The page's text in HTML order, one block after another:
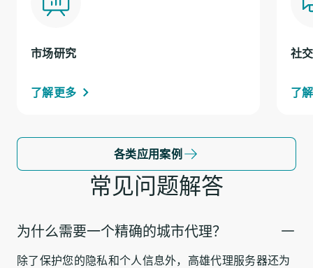
市场研究
了解更多
社
了
各类应用案例
常见问题解答
为什么需要一个精确的城市代理？
除了保护您的隐私和个人信息外，高雄代理服务器还为